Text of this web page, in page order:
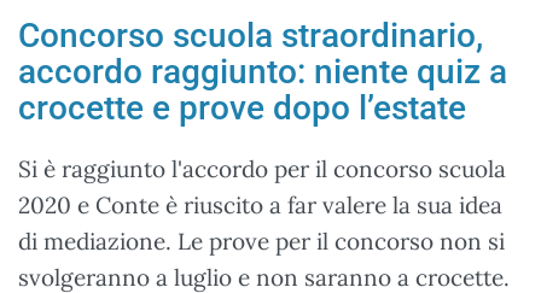
Concorso scuola straordinario,
accordo raggiunto: niente quiz a
crocette e prove dopo l’estate
Si è raggiunto l'accordo per il concorso scuola
2020 e Conte è riuscito a far valere la sua idea
di mediazione. Le prove per il concorso non si
svolgeranno a luglio e non saranno a crocette.